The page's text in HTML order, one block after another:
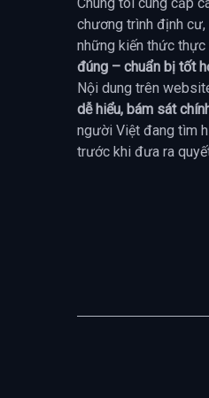
chương trình định
những kiến thức thực
đúng – chuẩn bị tốt
Nội dung trên
dễ hiểu, bám sát
người Việt đang tìm
trước khi đưa ra